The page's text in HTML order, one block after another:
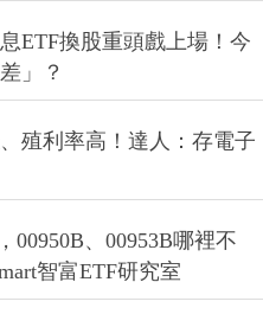
ETF換股重頭戲上場！今
」？
殖利率高！達人：存電子
00950B、00953B哪裡不
智富ETF研究室